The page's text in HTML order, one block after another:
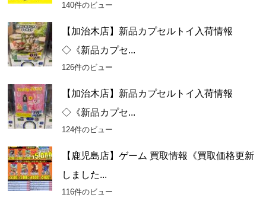
140件のビュー
【加治木店】新品カプセルトイ入荷情報
◇《新品カプセ...
126件のビュー
【加治木店】新品カプセルトイ入荷情報
◇《新品カプセ...
124件のビュー
【鹿児島店】ゲーム 買取情報《買取価格更新
しました...
116件のビュー